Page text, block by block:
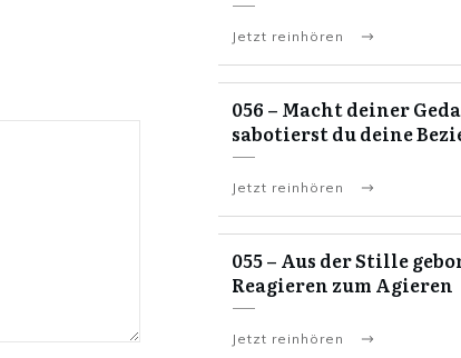
Jetzt reinhören
056 – Macht deiner
sabotierst du deine
Jetzt reinhören
055 – Aus der Stille
Reagieren zum Agieren
Jetzt reinhören